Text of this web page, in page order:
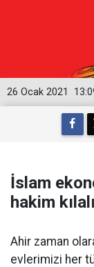
26 Ocak 2021
İslam
hakim
Ahir zaman
evlerimizi her